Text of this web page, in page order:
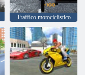
Traffico motociclistico